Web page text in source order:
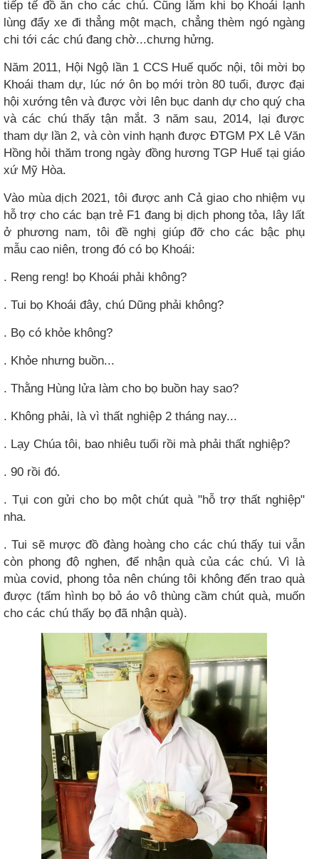
tiếp tế đồ ăn cho các chú. Cũng lắm khi bọ Khoái lạnh
lùng đẩy xe đi thẳng một mạch, chẳng thèm ngó ngàng
chi tới các chú đang chờ...chưng hửng.
Năm 2011, Hội Ngộ lần 1 CCS Huế quốc nội, tôi mời bọ
Khoái tham dự, lúc nớ ôn bọ mới tròn 80 tuổi, được đại
hội xướng tên và được vời lên bục danh dự cho quý cha
và các chú thấy tận mắt. 3 năm sau, 2014, lại được
tham dự lần 2, và còn vinh hạnh được ĐTGM PX Lê Văn
Hồng hỏi thăm trong ngày đồng hương TGP Huế tại giáo
xứ Mỹ Hòa.
Vào mùa dịch 2021, tôi được anh Cả giao cho nhiệm vụ
hỗ trợ cho các bạn trẻ F1 đang bị dịch phong tỏa, lây lất
ở phương nam, tôi đề nghị giúp đỡ cho các bậc phụ
mẫu cao niên, trong đó có bọ Khoái:
. Reng reng! bọ Khoái phải không?
. Tui bọ Khoái đây, chú Dũng phải không?
. Bọ có khỏe không?
. Khỏe nhưng buồn...
. Thằng Hùng lửa làm cho bọ buồn hay sao?
. Không phải, là vì thất nghiệp 2 tháng nay...
. Lạy Chúa tôi, bao nhiêu tuổi rồi mà phải thất nghiệp?
. 90 rồi đó.
. Tụi con gửi cho bọ một chút quà "hỗ trợ thất nghiệp"
nha.
. Tui sẽ mược đồ đàng hoàng cho các chú thấy tui vẫn
còn phong độ nghen, để nhận quà của các chú. Vì là
mùa covid, phong tỏa nên chúng tôi không đến trao quà
được (tấm hình bọ bỏ áo vô thùng cầm chút quà, muốn
cho các chú thấy bọ đã nhận quà).